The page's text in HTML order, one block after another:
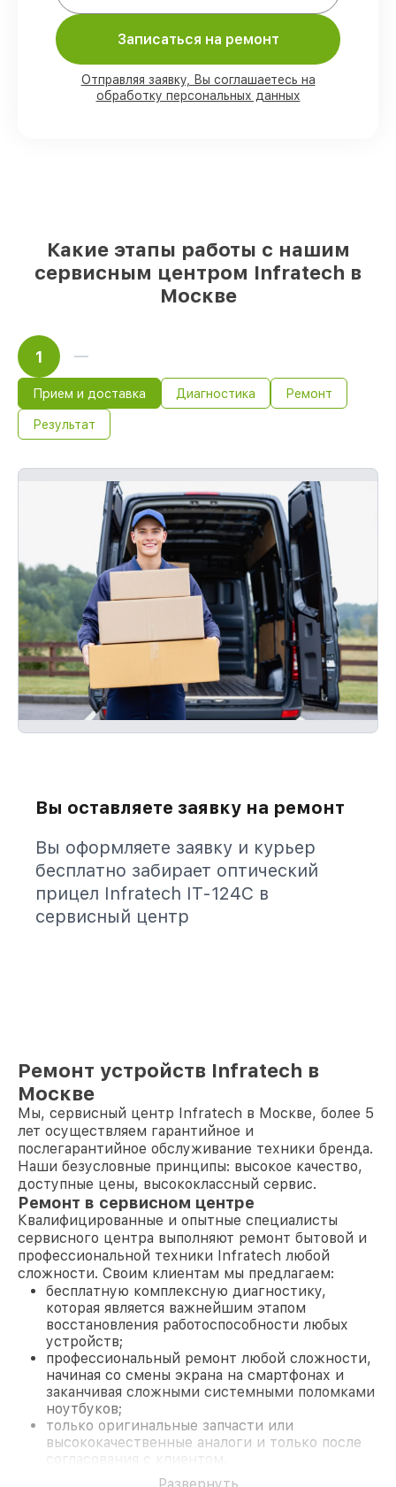
присутствии
90%
комплектующих Infratech есть в
наличии в мастерской или на складе в
Москве, остальные доступны для
Записаться на ремонт
Отправляя заявку, Вы соглашаетесь на
обработку персональных данных
Какие этапы работы с нашим
сервисным центром Infratech в
Москве
1
Прием и доставка Диагностика Ремонт
Результат
Вы оставляете заявку на ремонт
Вы оформляете заявку и курьер
бесплатно забирает оптический
прицел Infratech IT-124C в
сервисный центр
Ремонт устройств Infratech в
Москве
Мы, сервисный центр Infratech в Москве, более 5
лет осуществляем гарантийное и
послегарантийное обслуживание техники бренда.
Наши безусловные принципы: высокое качество,
доступные цены, высококлассный сервис.
Ремонт в сервисном центре
Квалифицированные и опытные специалисты
сервисного центра выполняют ремонт бытовой и
профессиональной техники Infratech любой
сложности. Своим клиентам мы предлагаем:
бесплатную комплексную диагностику,
которая является важнейшим этапом
восстановления работоспособности любых
устройств;
профессиональный ремонт любой сложности,
начиная со смены экрана на смартфонах и
заканчивая сложными системными поломками
ноутбуков;
только оригинальные запчасти или
высококачественные аналоги и только после
согласования с клиентом.
На все работы и замененные комплектующие